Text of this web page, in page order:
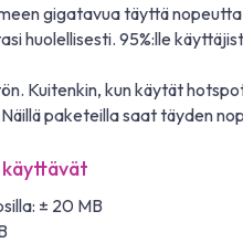
gigatavua täyttä
huolellisesti. 95%:lle
Kuitenkin, kun käytät
paketeilla saat täyden
± 20 MB